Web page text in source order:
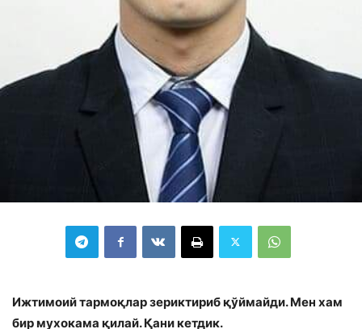
Ижтимоий тармоқлар зериктириб қўймайди. Мен хам
бир мухокама қилай. Қани кетдик.